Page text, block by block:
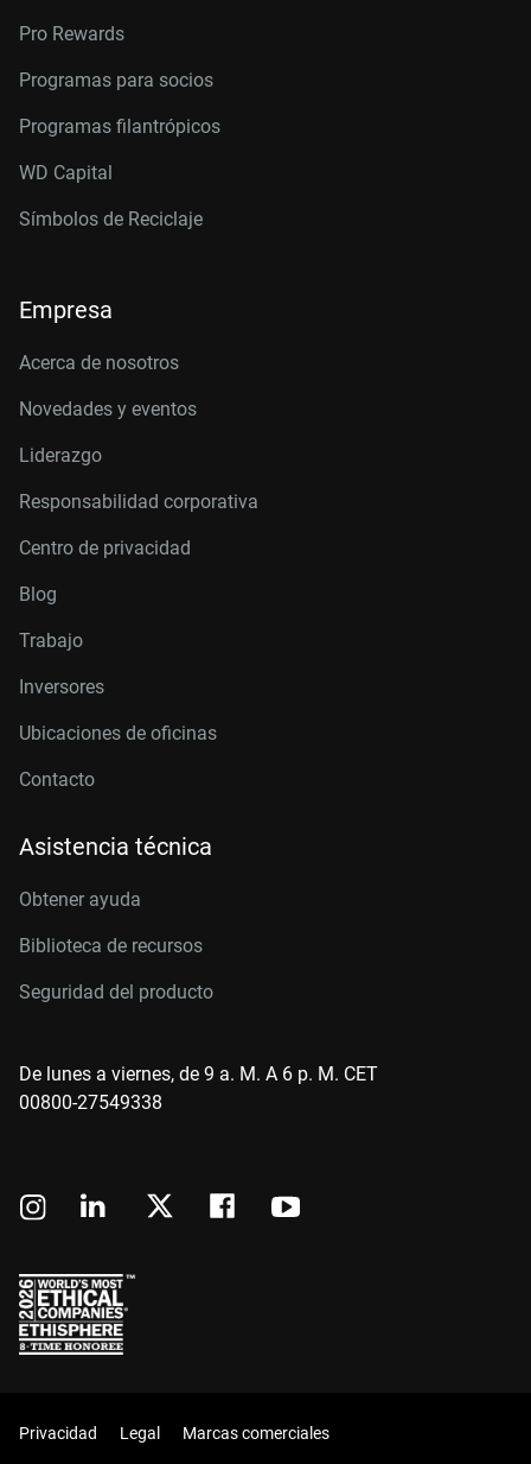
Pro Rewards
Programas para socios
Programas filantrópicos
WD Capital
Símbolos de Reciclaje
Empresa
Acerca de nosotros
Novedades y eventos
Liderazgo
Responsabilidad corporativa
Centro de privacidad
Blog
Trabajo
Inversores
Ubicaciones de oficinas
Contacto
Asistencia técnica
Obtener ayuda
Biblioteca de recursos
Seguridad del producto
De lunes a viernes, de 9 a. M. A 6 p. M. CET
00800-27549338
Privacidad Legal Marcas comerciales